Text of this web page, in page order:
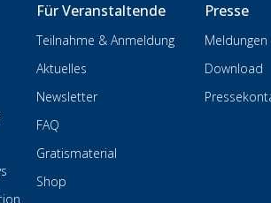
Für Veranstaltende
Teilnahme & Anmeldung
Aktuelles
Newsletter
FAQ
Gratismaterial
Shop
Presse
Meldungen
Download